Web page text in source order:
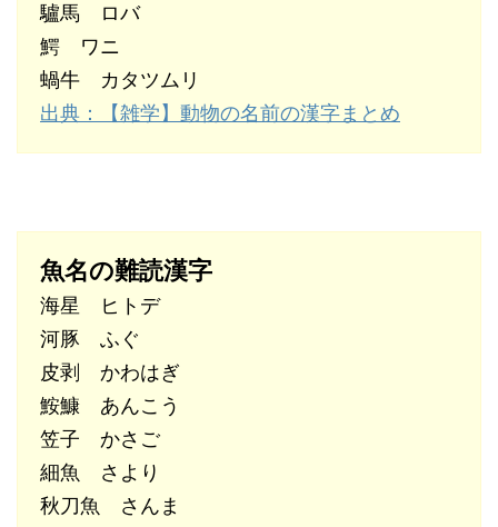
驢馬 ロバ
鰐 ワニ
蝸牛 カタツムリ
出典：【雑学】動物の名前の漢字まとめ
魚名の難読漢字
海星 ヒトデ
河豚 ふぐ
皮剥 かわはぎ
鮟鱇 あんこう
笠子 かさご
細魚 さより
秋刀魚 さんま